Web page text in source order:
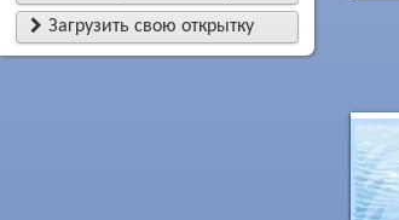
 Загрузить свою открытку